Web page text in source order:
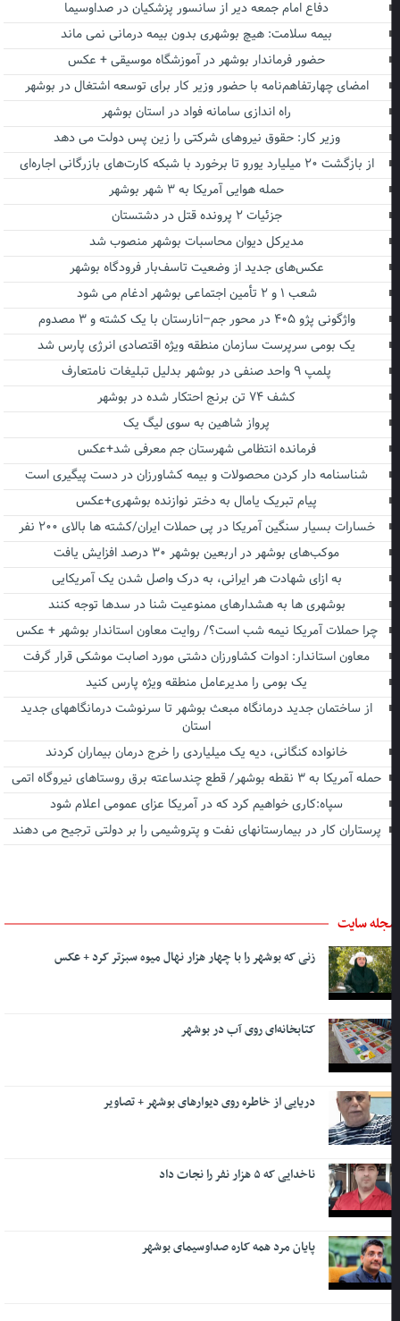
دفاع امام جمعه دیر از سانسور پزشکیان در صداوسیما
بیمه سلامت: هیچ بوشهری بدون بیمه درمانی نمی ماند
حضور فرماندار بوشهر در آموزشگاه موسیقی + عکس
امضای چهارتفاهم‌نامه با حضور وزیر کار برای توسعه اشتغال در بوشهر
راه اندازی سامانه فواد در استان بوشهر
وزیر کار: حقوق نیروهای شرکتی را زین پس دولت می دهد
از بازگشت ۲۰ میلیارد یورو تا برخورد با شبکه کارت‌های بازرگانی اجاره‌ای
حمله هوایی آمریکا به ۳ شهر بوشهر
جزئیات ۲ پرونده قتل در دشتستان
مدیرکل دیوان محاسبات بوشهر منصوب شد
عکس‌های جدید از وضعیت تاسف‌بار فرودگاه بوشهر
شعب ۱ و ۲ تأمین اجتماعی بوشهر ادغام می شود
واژگونی پژو ۴۰۵ در محور جم–انارستان با یک کشته و ۳ مصدوم
یک بومی سرپرست سازمان منطقه ویژه اقتصادی انرژی پارس شد
پلمپ ۹ واحد صنفی در بوشهر بدلیل تبلیغات نامتعارف
کشف ۷۴ تن برنج احتکار شده در بوشهر
پرواز شاهین به سوی لیگ یک
فرمانده انتظامی شهرستان جم معرفی شد+عکس
شناسنامه دار کردن محصولات و بیمه کشاورزان در دست پیگیری است
پیام تبریک یامال به دختر نوازنده بوشهری+عکس
خسارات بسیار سنگین آمریکا در پی حملات ایران/کشته ها بالای ۲۰۰ نفر
موکب‌های بوشهر در اربعین بوشهر ۳۰ درصد افزایش یافت
به ازای شهادت هر ایرانی، به درک واصل شدن یک آمریکایی
بوشهری ها به هشدارهای ممنوعیت شنا در سدها توجه کنند
چرا حملات آمریکا نیمه شب است؟/ روایت معاون استاندار بوشهر + عکس
معاون استاندار: ادوات کشاورزان دشتی مورد اصابت موشکی قرار گرفت
یک بومی را مدیرعامل منطقه ویژه پارس کنید
از ساختمان جدید درمانگاه مبعث بوشهر تا سرنوشت درمانگاههای جدید
استان
خانواده کنگانی، دیه یک میلیاردی را خرج درمان بیماران کردند
حمله آمریکا به ۳ نقطه بوشهر/ قطع چندساعته برق روستاهای نیروگاه اتمی
سپاه:کاری خواهیم کرد که در آمریکا عزای عمومی اعلام شود
پرستاران کار در بیمارستانهای نفت و پتروشیمی را بر دولتی ترجیح می دهند
سایت
زنی که بوشهر را با چهار هزار نهال میوه سبزتر کرد + عکس
کتابخانه‌ای روی آب در بوشهر
دریایی از خاطره روی دیوارهای بوشهر + تصاویر
ناخدایی که ۵ هزار نفر را نجات داد
پایان مرد همه کاره صداوسیمای بوشهر